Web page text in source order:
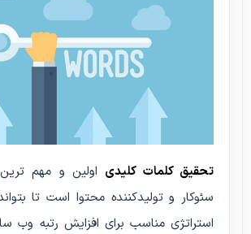
تحقیق کلمات کلیدی اولین و مهم‌
سئوکار و تولیدکننده محتوا است تا
استراتژی مناسب برای افزایش رتبه وب